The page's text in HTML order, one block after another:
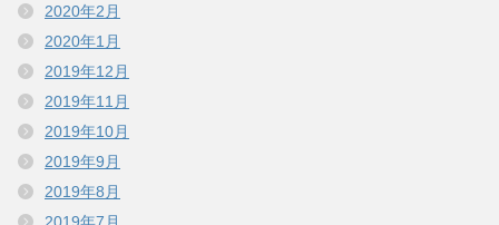
2020年2月
2020年1月
2019年12月
2019年11月
2019年10月
2019年9月
2019年8月
2019年7月